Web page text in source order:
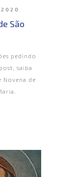
2020
São
pedindo
saiba
de